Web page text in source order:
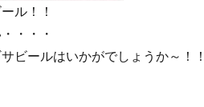
ル！！
・・・
ビールはいかがでしょうか～！！